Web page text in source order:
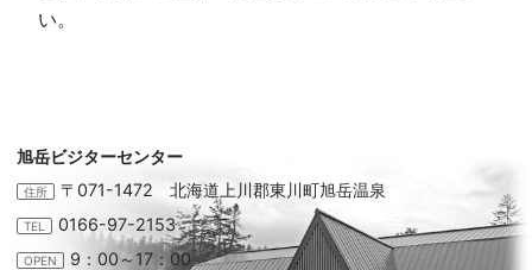
い。
旭岳ビジターセンター
住所 〒071-1472 北海道上川郡東川町旭岳温泉
TEL 0166-97-2153
OPEN 9：00～17：00